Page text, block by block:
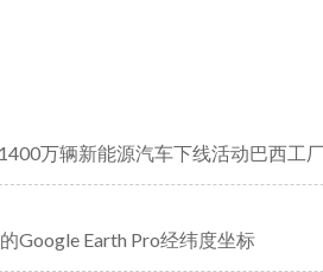
万辆新能源汽车下线活动巴西工
Google Earth Pro经纬度坐标